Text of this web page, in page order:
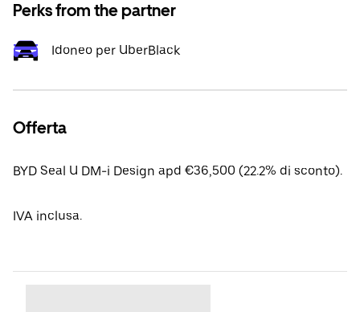
Perks from the partner
Idoneo per UberBlack
Offerta
BYD Seal U DM-i Design apd €36,500 (22.2% di sconto).
IVA inclusa.